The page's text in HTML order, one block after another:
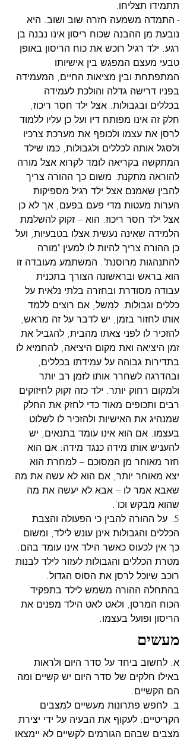
תתמידו תצליחו.
- התמדה משמעה חזרה שוב ושוב. היא
נובעת מן ההבנה שכוח ריסון אינו נבנה בן
רגע. ילד רגיל רוכש את כוח הריסון באופן
טבעי מעצם המפגש בין אישיותו
המתפתחת ובין מציאות החיים, המעמידה
בפניו דרישה גדלה והולכת לעמידה
בכללים ובגבולות. אצל ילד חסר ריכוז,
חלק זה אינו מפותח דיו ועל כן עליו ללמוד
לרסן את עצמו ולכופף את מערכת צרכיו
ולסגל אותה לכללים ולגבולות, כמו שילד
המתקשה בקריאה לומד לקרוא אצל מורה
להוראה מתקנת. משום כך ההורה צריך
להבין שאמנם אצל ילד רגיל מספיקות
הערות מעטות מדי פעם בפעם, אך לא כן
אצל ילד חסר ריכוז. הוא – זקוק להשלמת
הלמידה שאינה נעשית אצלו בטבעיות, ועל
כן ההורה צריך להיות לו למעין "מורה
להתנהגות מרוסנת". המשתמע מעובדה זו
הוא בראש ובראשונה הצורך בתכנית
עבודה מסודרת ובחזרה בלתי נלאית על
כללים וגבולות. למשל, אם רוצים ללמד
אותו לחזור בזמן, יש לדבר על זה מראש,
להזכיר לו לפני צאתו מהבית, להגביל את
זמן היציאה ואת מקום היציאה, להחמיא לו
בתדירות גבוהה על עמידתו בכללים,
ובהדרגה לשחרר אותו לזמן רב יותר
ולמקום רחוק יותר. ילד כזה זקוק לחיזוקים
רבים ותכופים מאוד כדי לחזק את החלק
שמנהיג את האישיות ולהזכיר לו לשלוט
בעצמו. אם הוא אינו עומד בתנאים, יש
להעניש אותו מידה כנגד מידה: אם הוא
חזר מאוחר מן המסוכם – למחרת הוא
יצא מאוחר יותר, אם הוא לא עשה את מה
שאבא אמר לו – אבא לא יעשה את מה
שהוא מבקש וכו'.
5. על ההורה להבין כי הפעולה והצבת
הכללים והגבולות אינן עונש לילד, ומשום
כך אין לכעוס כאשר הילד אינו עומד בהם.
מטרת הכללים והגבולות לעזור לילד לבנות
רוכב שיוכל לרסן את הסוס הגדול.
בהתחלה ההורה משמש לילד בתפקיד
הכוח המרסן, ולאט לאט הילד מפנים את
הריסון ופועל בעצמו.
מעשים
א. לחשוב ביחד על סדר היום ולראות
באילו חלקים של סדר היום יש קשיים ומה
הם הקשיים.
ב. לחפש פתרונות מעשיים למצבים
הקריטיים: לעקוף את הבעיה על ידי יצירת
מצבים שבהם הגורמים לקשיים לא יימצאו